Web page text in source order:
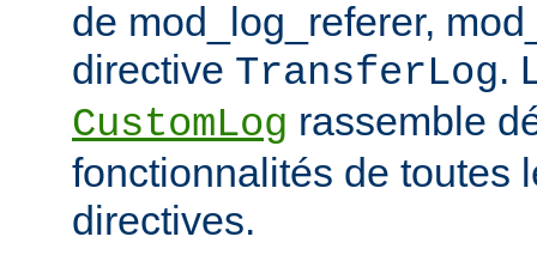
de mod_log_referer,
directive TransferLog.
CustomLog rassemble
fonctionnalités de toutes
directives.